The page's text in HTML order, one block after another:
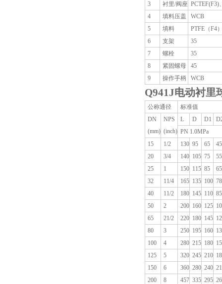
3
衬里/阀座 PCTEF(F3)
4
填料压盖
WCB
5
填料
PTFE（F4
6
支架
35
7
螺栓
35
8
紧固螺母
45
9
操作手柄 WCB
Q941J电动衬里
公称通径
标准值
DN
(mm)
NPS
(inch)
L D D1
PN 1.0MPa
15
1/2 130 95 65
45
20
3/4 140 105 75
55
25
1 150 115 85
65
32
11/4 165 135 100 78
40
11/2 180 145 110 85
50
2 200 160 125
65
21/2 220 180 145
80
3 250 195 160
100
4 280 215 180
125
5 320 245 210
150
6 360 280 240
200
8 457 335 295